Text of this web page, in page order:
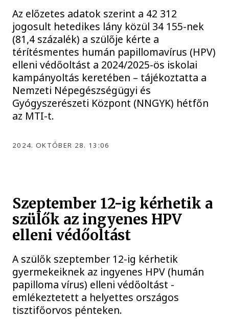
Az előzetes adatok szerint a 42 312
jogosult hetedikes lány közül 34 155-nek
(81,4 százalék) a szülője kérte a
térítésmentes humán papillomavírus (HPV)
elleni védőoltást a 2024/2025-ös iskolai
kampányoltás keretében – tájékoztatta a
Nemzeti Népegészségügyi és
Gyógyszerészeti Központ (NNGYK) hétfőn
az MTI-t.
2024. OKTÓBER 28. 13:06
Szeptember 12-ig kérhetik a
szülők az ingyenes HPV
elleni védőoltást
A szülők szeptember 12-ig kérhetik
gyermekeiknek az ingyenes HPV (humán
papilloma vírus) elleni védőoltást -
emlékeztetett a helyettes országos
tisztifőorvos pénteken.